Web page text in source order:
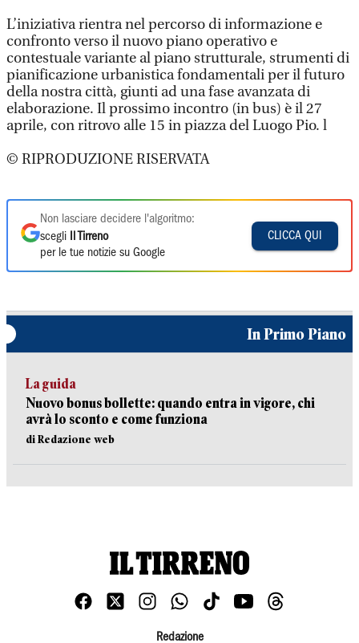
L’iniziativa rientra nel percorso di informazione e
confronto verso il nuovo piano operativo e
contestuale variante al piano strutturale, strumenti di
pianificazione urbanistica fondamentali per il futuro
della nostra città, giunti ad una fase avanzata di
elaborazione. Il prossimo incontro (in bus) è il 27
aprile, con ritrovo alle 15 in piazza del Luogo Pio. l
© RIPRODUZIONE RISERVATA
Non lasciare decidere l'algoritmo:
scegli
Il Tirreno
per le tue notizie su Google
CLICCA QUI
In Primo Piano
La guida
Nuovo bonus bollette: quando entra in vigore, chi
avrà lo sconto e come funziona
di Redazione web
Redazione